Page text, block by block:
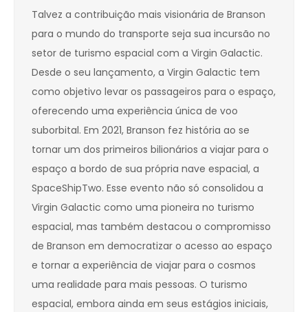
Talvez a contribuição mais visionária de Branson
para o mundo do transporte seja sua incursão no
setor de turismo espacial com a Virgin Galactic.
Desde o seu lançamento, a Virgin Galactic tem
como objetivo levar os passageiros para o espaço,
oferecendo uma experiência única de voo
suborbital. Em 2021, Branson fez história ao se
tornar um dos primeiros bilionários a viajar para o
espaço a bordo de sua própria nave espacial, a
SpaceShipTwo. Esse evento não só consolidou a
Virgin Galactic como uma pioneira no turismo
espacial, mas também destacou o compromisso
de Branson em democratizar o acesso ao espaço
e tornar a experiência de viajar para o cosmos
uma realidade para mais pessoas. O turismo
espacial, embora ainda em seus estágios iniciais,